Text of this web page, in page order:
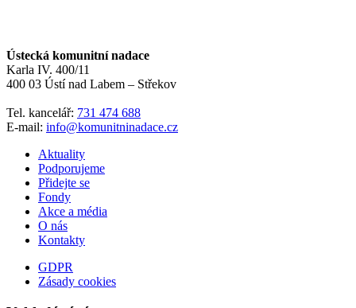
Ústecká komunitní nadace
Karla IV. 400/11
400 03 Ústí nad Labem – Střekov
Tel. kancelář: 731 474 688
E-mail: info@komunitninadace.cz
Aktuality
Podporujeme
Přidejte se
Fondy
Akce a média
O nás
Kontakty
GDPR
Zásady cookies